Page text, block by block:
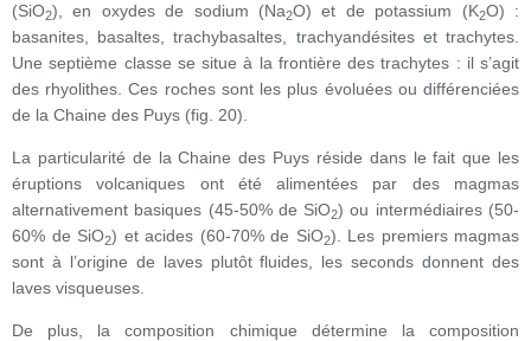
(SiO2), en oxydes de sodium (Na2O) et de potassium (K2O) :
basanites, basaltes, trachybasaltes, trachyandésites et trachytes.
Une septième classe se situe à la frontière des trachytes : il s’agit
des rhyolithes. Ces roches sont les plus évoluées ou différenciées
de la Chaine des Puys (fig. 20).
La particularité de la Chaine des Puys réside dans le fait que les
éruptions volcaniques ont été alimentées par des magmas
alternativement basiques (45-50% de SiO2) ou intermédiaires (50-
60% de SiO2) et acides (60-70% de SiO2). Les premiers magmas
sont à l’origine de laves plutôt fluides, les seconds donnent des
laves visqueuses.
De plus, la composition chimique détermine la composition